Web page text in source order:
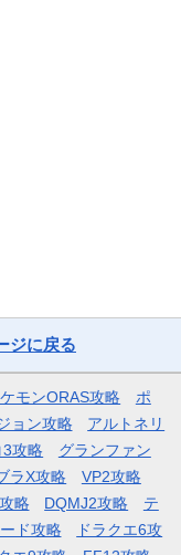
ジに戻る
モンORAS攻略
ポ
ョン攻略
アルトネリ
3攻略
グランファン
ラX攻略
VP2攻略
略 DQMJ2攻略
テ
ド攻略
ドラクエ6攻